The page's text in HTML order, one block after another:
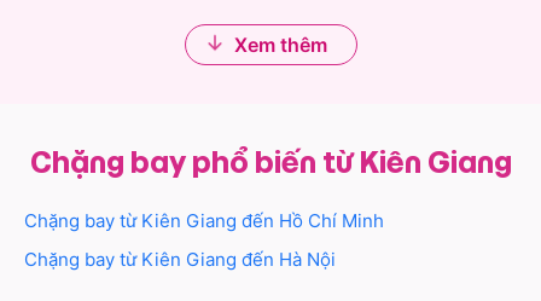
Xem thêm
Chặng bay phổ biến từ Kiên Giang
Chặng bay từ Kiên Giang đến Hồ Chí Minh
Chặng bay từ Kiên Giang đến Hà Nội